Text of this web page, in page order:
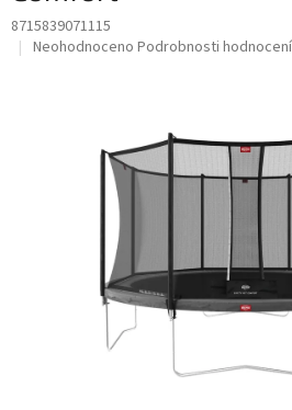
8715839071115
Průměrné
Neohodnoceno Podrobnosti hodnocení